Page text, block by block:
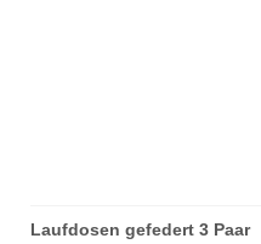
Laufdosen gefedert 3 Paar